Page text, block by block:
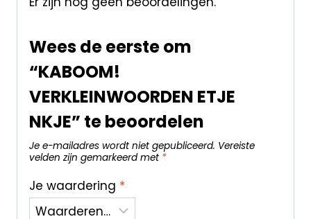
Wees de eerste om
“KABOOM!
VERKLEINWOORDEN ETJE
NKJE” te beoordelen
Je e-mailadres wordt niet gepubliceerd. Vereiste
velden zijn gemarkeerd met *
Je waardering *